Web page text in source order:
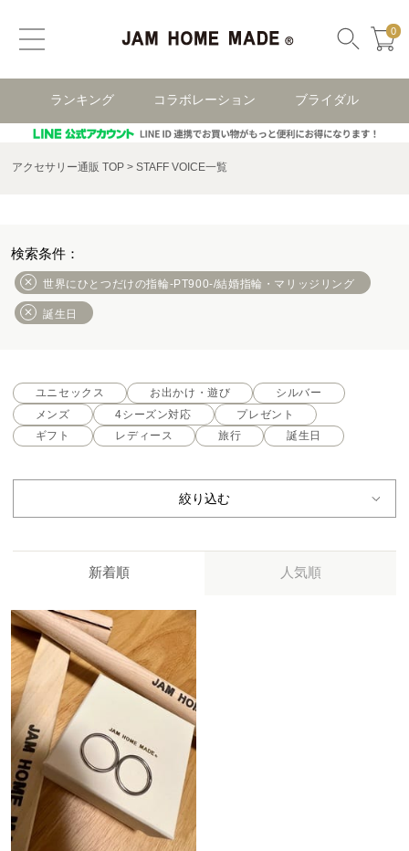
0
ランキング コラボレーション ブライダル
アクセサリー通販 TOP STAFF VOICE一覧
世界にひとつだけの指輪-PT900-/結婚指輪・マリッジリング
誕生日
ユニセックス お出かけ・遊び
シルバー
メンズ
4シーズン対応
プレゼント
ギフト
レディース 旅行 誕生日
絞り込む
新着順 人気順